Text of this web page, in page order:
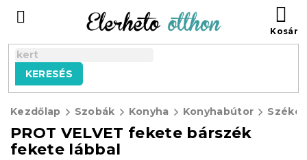
tartalomhoz
KERESÉS
Kezdőlap Szobák Konyha Konyhabútor
PROT VELVET fekete bárszék
fekete lábbal